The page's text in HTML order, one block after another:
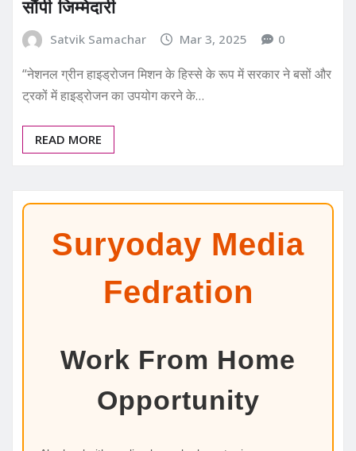
सौंपी जिम्मेदारी
Satvik Samachar Mar 3, 2025 0
“नेशनल ग्रीन हाइड्रोजन मिशन के हिस्से के रूप में सरकार ने बसों और
ट्रकों में हाइड्रोजन का उपयोग करने के…
READ MORE
Suryoday Media
Fedration
Work From Home
Opportunity